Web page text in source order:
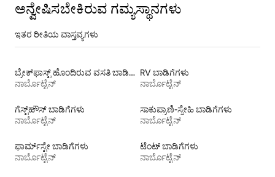
ಅನ್ವೇಷಿಸಬೇಕಿರುವ ಗಮ್ಯಸ್ಥಾನಗಳು
ಇತರ ರೀತಿಯ ವಾಸ್ತವ್ಯಗಳು
ಬ್ರೇಕ್‍‍ಫಾಸ್ಟ್ ಹೊಂದಿರುವ ವಸತಿ ಬಾಡಿಗೆಗಳು
ನಾರ್ಬೊಟ್ಟೆನ್
RV ಬಾಡಿಗೆಗಳು
ನಾರ್ಬೊಟ್ಟೆನ್
ಗೆಸ್ಟ್‌ಹೌಸ್‌ ಬಾಡಿಗೆಗಳು
ನಾರ್ಬೊಟ್ಟೆನ್
ಸಾಕುಪ್ರಾಣಿ-ಸ್ನೇಹಿ ಬಾಡಿಗೆಗಳು
ನಾರ್ಬೊಟ್ಟೆನ್
ಫಾರ್ಮ್‌ಸ್ಟೇ ಬಾಡಿಗೆಗಳು
ನಾರ್ಬೊಟ್ಟೆನ್
ಟೆಂಟ್ ಬಾಡಿಗೆಗಳು
ನಾರ್ಬೊಟ್ಟೆನ್